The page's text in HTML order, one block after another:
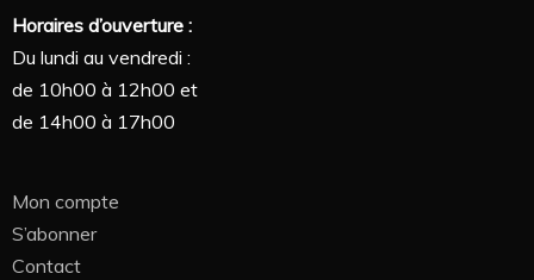
Horaires d’ouverture :
Du lundi au vendredi :
de 10h00 à 12h00 et
de 14h00 à 17h00
Mon compte
S’abonner
Contact